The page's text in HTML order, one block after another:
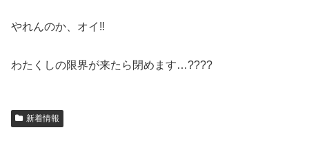
やれんのか、オイ‼️
わたくしの限界が来たら閉めます…????
新着情報